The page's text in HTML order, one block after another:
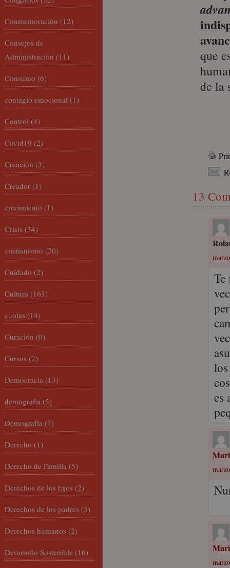
que
de la
13
Te
es
Conmemoración (12)
Consejos de
Administración (11)
Consumo (6)
contagio emocional (1)
Control (4)
Covid19 (2)
Creación (3)
Creador (1)
crecimiento (1)
Crisis (34)
cristianismo (20)
Cuidado (2)
Cultura (163)
cuotas (14)
Curación (0)
Cursos (2)
Democracia (13)
demografia (5)
Demografía (7)
Derecho (1)
Derecho de Familia (5)
Derechos de los hijos (2)
Derechos de los padres (3)
Derechos humanos (2)
Desarrollo Sostenible (16)